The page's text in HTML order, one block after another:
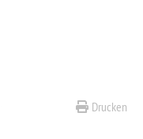
Drucken